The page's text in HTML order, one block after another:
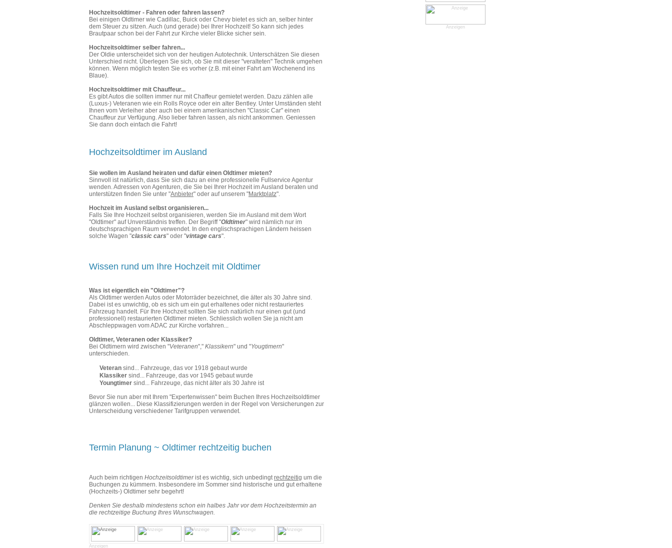
Hochzeitsoldtimer - Fahren oder fahren lassen?
Bei einigen Oldtimer wie Cadillac, Buick oder Chevy bietet es sich an, selber hinter
dem Steuer zu sitzen. Auch (und gerade) bei Ihrer Hochzeit! So kann sich jedes
Brautpaar schon bei der Fahrt zur Kirche vieler Blicke sicher sein.
Hochzeitsoldtimer selber fahren...
Der Oldie unterscheidet sich von der heutigen Autotechnik. Unterschätzen Sie diesen
Unterschied nicht. Überlegen Sie sich, ob Sie mit dieser "veralteten" Technik umgehen
können. Wenn möglich testen Sie es vorher (z.B. mit einer Fahrt am Wochenend ins
Blaue).
Hochzeitsoldtimer mit Chauffeur...
Es gibt Autos die sollten immer nur mit Chaffeur gemietet werden. Dazu zählen alle
(Luxus-) Veteranen wie ein Rolls Royce oder ein alter Bentley. Unter Umständen steht
Ihnen vom Verleiher aber auch bei einem amerikanischen "Classic Car" einen
Chauffeur zur Verfügung. Also lieber fahren lassen, als nicht ankommen. Geniessen
Sie dann doch einfach die Fahrt!
Hochzeitsoldtimer im Ausland
Sie wollen im Ausland heiraten und dafür einen Oldtimer mieten?
Sinnvoll ist natürlich, dass Sie sich dazu an eine professionelle Fullservice Agentur
wenden. Adressen von Agenturen, die Sie bei Ihrer Hochzeit im Ausland beraten und
unterstützen finden Sie unter "Anbieter" oder auf unserem "Marktplatz".
Hochzeit im Ausland selbst organisieren...
Falls Sie Ihre Hochzeit selbst organisieren, werden Sie im Ausland mit dem Wort
"Oldtimer" auf Unverständnis treffen. Der Begriff "Oldtimer" wird nämlich nur im
deutschsprachigen Raum verwendet. In den englischsprachigen Ländern heissen
solche Wagen "classic cars" oder "vintage cars".
Wissen rund um Ihre Hochzeit mit Oldtimer
Was ist eigentlich ein "Oldtimer"?
Als Oldtimer werden Autos oder Motorräder bezeichnet, die älter als 30 Jahre sind.
Dabei ist es unwichtig, ob es sich um ein gut erhaltenes oder nicht restauriertes
Fahrzeug handelt. Für Ihre Hochzeit sollten Sie sich natürlich nur einen gut (und
professionell) restaurierten Oldtimer mieten. Schliesslich wollen Sie ja nicht am
Abschleppwagen vom ADAC zur Kirche vorfahren...
Oldtimer, Veteranen oder Klassiker?
Bei Oldtimern wird zwischen "Veteranen"," Klassikern" und "Yougtimern"
unterschieden.
Veteran sind... Fahrzeuge, das vor 1918 gebaut wurde
Klassiker sind... Fahrzeuge, das vor 1945 gebaut wurde
Youngtimer sind... Fahrzeuge, das nicht älter als 30 Jahre ist
Bevor Sie nun aber mit Ihrem "Expertenwissen" beim Buchen Ihres Hochzeitsoldtimer
glänzen wollen... Diese Klassifizierungen werden in der Regel von Versicherungen zur
Unterscheidung verschiedener Tarifgruppen verwendet.
Termin Planung ~ Oldtimer rechtzeitig buchen
Auch beim richtigen Hochzeitsoldtimerist es wichtig, sich unbedingt rechtzeitig um die
Buchungen zu kümmern. Insbesondere im Sommer sind historische und gut erhaltene
(Hochzeits-) Oldtimer sehr begehrt!
Denken Sie deshalb mindestens schon ein halbes Jahr vor dem Hochzeitstermin an
die rechtzeitige Buchung Ihres Wunschwagen.
Anzeigen
Anzeigen